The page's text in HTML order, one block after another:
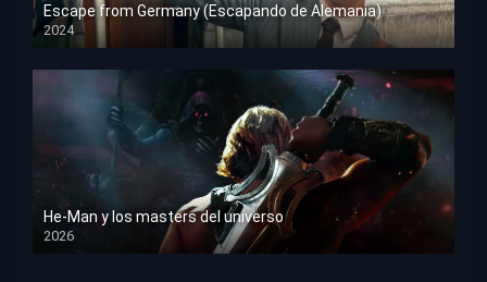
Escape from Germany (Escapando de Alemania)
2024
HD 1080p
He-Man y los masters del universo
2026
HD 1080p